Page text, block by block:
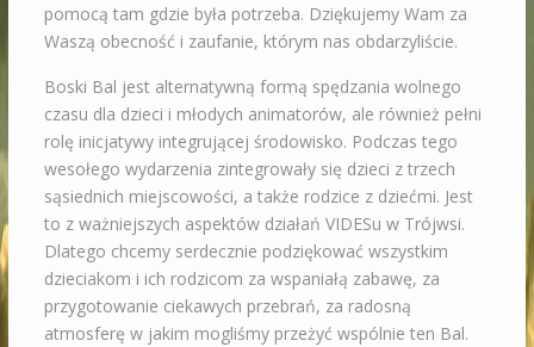
pomocą tam gdzie była potrzeba. Dziękujemy Wam za
Waszą obecność i zaufanie, którym nas obdarzyliście.
Boski Bal jest alternatywną formą spędzania wolnego
czasu dla dzieci i młodych animatorów, ale również pełni
rolę inicjatywy integrującej środowisko. Podczas tego
wesołego wydarzenia zintegrowały się dzieci z trzech
sąsiednich miejscowości, a także rodzice z dziećmi. Jest
to z ważniejszych aspektów działań VIDESu w Trójwsi.
Dlatego chcemy serdecznie podziękować wszystkim
dzieciakom i ich rodzicom za wspaniałą zabawę, za
przygotowanie ciekawych przebrań, za radosną
atmosferę w jakim mogliśmy przeżyć wspólnie ten Bal.